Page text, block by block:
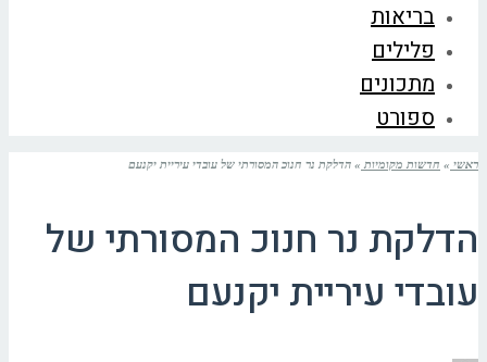
בריאות
פלילים
מתכונים
ספורט
ראשי » חדשות מקומיות » הדלקת נר חנוכ המסורתי של עובדי עיריית יקנעם
הדלקת נר חנוכ המסורתי של
עובדי עיריית יקנעם